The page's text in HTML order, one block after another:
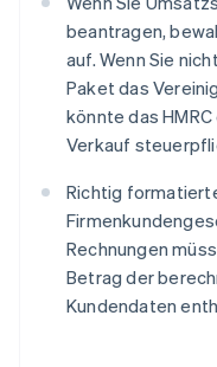
beantragen,
auf. Wenn Sie
Paket das
könnte das
Verkauf
Richtig
Rechnungen
Betrag der
Kundendaten